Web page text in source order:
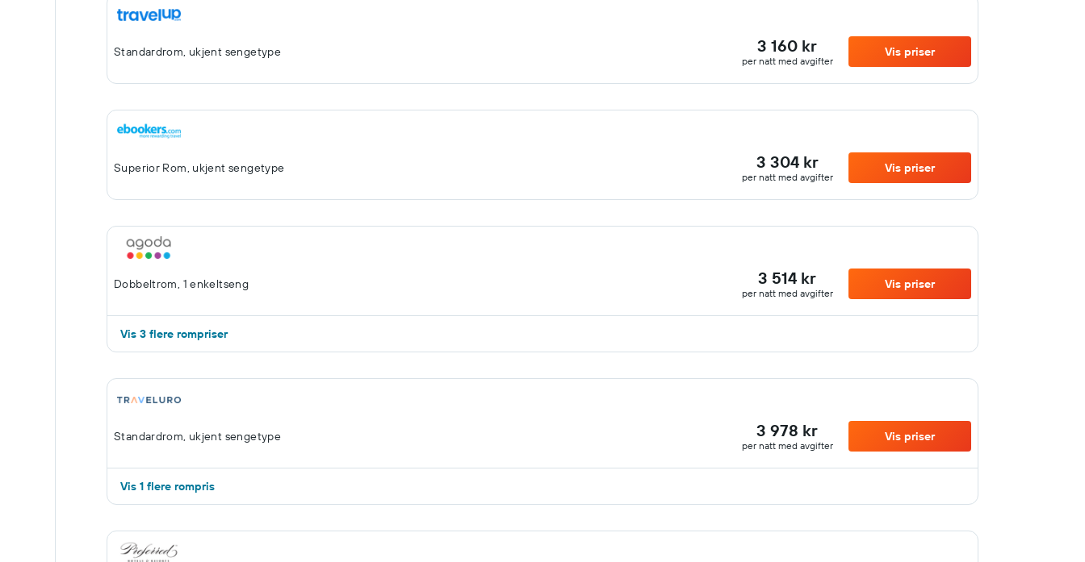
Standardrom, ukjent sengetype 3 160 kr
per natt med avgifter
Vis priser
Superior Rom, ukjent sengetype 3 304 kr
per natt med avgifter
Vis priser
Dobbeltrom, 1 enkeltseng 3 514 kr
per natt med avgifter
Vis priser
Vis 3 flere rompriser
Standardrom, ukjent sengetype 3 978 kr
per natt med avgifter
Vis priser
Vis 1 flere rompris